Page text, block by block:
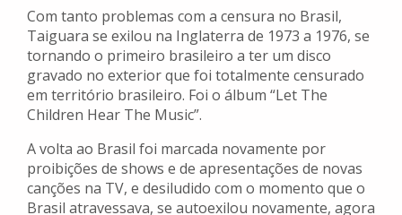
Com tanto problemas com a censura no Brasil,
Taiguara se exilou na Inglaterra de 1973 a 1976, se
tornando o primeiro brasileiro a ter um disco
gravado no exterior que foi totalmente censurado
em território brasileiro. Foi o álbum “Let The
Children Hear The Music”.
A volta ao Brasil foi marcada novamente por
proibições de shows e de apresentações de novas
canções na TV, e desiludido com o momento que o
Brasil atravessava, se autoexilou novamente, agora